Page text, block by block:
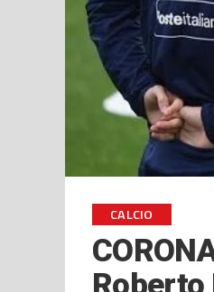
CALCIO